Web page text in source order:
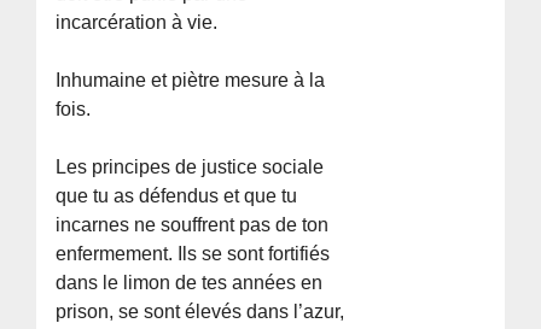
incarcération à vie.
Inhumaine et piètre mesure à la
fois.
Les principes de justice sociale
que tu as défendus et que tu
incarnes ne souffrent pas de ton
enfermement. Ils se sont fortifiés
dans le limon de tes années en
prison, se sont élevés dans l’azur,